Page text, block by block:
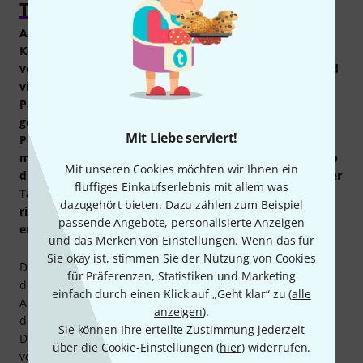
Mit Liebe serviert!
Mit unseren Cookies möchten wir Ihnen ein
fluffiges Einkaufserlebnis mit allem was
dazugehört bieten. Dazu zählen zum Beispiel
passende Angebote, personalisierte Anzeigen
und das Merken von Einstellungen. Wenn das für
Sie okay ist, stimmen Sie der Nutzung von Cookies
für Präferenzen, Statistiken und Marketing
einfach durch einen Klick auf „Geht klar“ zu (alle
anzeigen).
Sie können Ihre erteilte Zustimmung jederzeit
über die Cookie-Einstellungen (hier) widerrufen.
Thomann
Als Dirigent lenkst du das Ensemble durch komplexe
Kompositionen, zeigst den Takt an, gibst die Einsätze,
verdeutlichst Betonungen, musikalische Bewegungen und
vieles mehr. Dein spezielles Instrument, mit dem du die
Partitur sichtbar übersetzt und dem Orchester die
gewünschte Dynamik verleihst, ist neben deiner
Persönlichkeit insbesondere der Taktstock. Der soll und
muss deinen individuellen Vorstellungen entsprechen. Ob
du nach einem Dirigentenstab, dem passenden Case, einer
Tasche oder sonstigem Zubehör suchst: Mit unserem
riesigen Sortiment hochwertiger Produkte sind wir dein
erster Ansprechpartner.
Der Taktstock scheint auf Anhieb so unscheinbar und ist in
der Orchestermusik doch so immens bedeutend.
Angesichts seiner musikalischen Ausdruckskraft besitzt er
den Nimbus als Werkzeug und Zauberstab gleichermaßen.
Dabei gibt es diverse Unterschiede hinsichtlich des
verwendetenMaterials, derBauweise, derForm und der